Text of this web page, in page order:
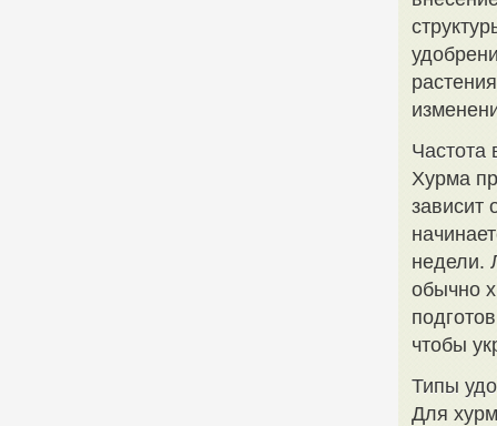
Частота
Хурма
зависит
недели.
обычно
чтобы
Типы
Для